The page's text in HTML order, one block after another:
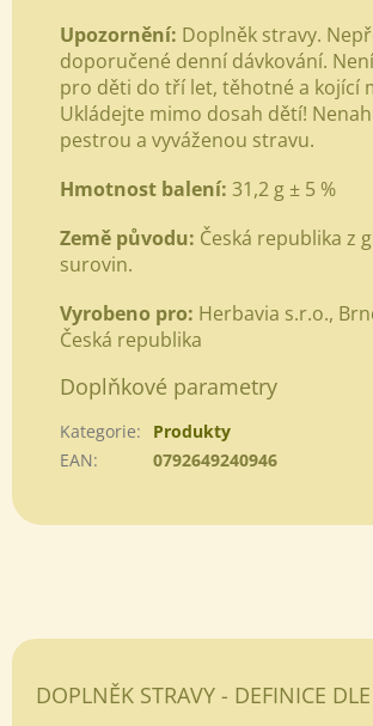
Upozornění: Doplněk stravy.
doporučené denní dávkování.
pro děti do tří let, těhotné a kojící
Ukládejte mimo dosah dětí!
pestrou a vyváženou stravu.
Hmotnost balení: 31,2 g ± 5 %
Země původu: Česká republika z
surovin.
Vyrobeno pro: Herbavia s.r.o.,
Česká republika
Doplňkové parametry
Kategorie:
Produkty
EAN: 0792649240946
DOPLNĚK STRAVY - DEFINICE